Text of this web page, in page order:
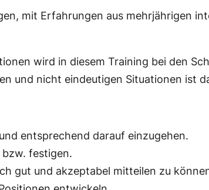
mit Erfahrungen aus mehrjährigen
wird in diesem Training bei den
und nicht eindeutigen Situationen ist
entsprechend darauf einzugehen.
festigen.
gut und akzeptabel mitteilen zu